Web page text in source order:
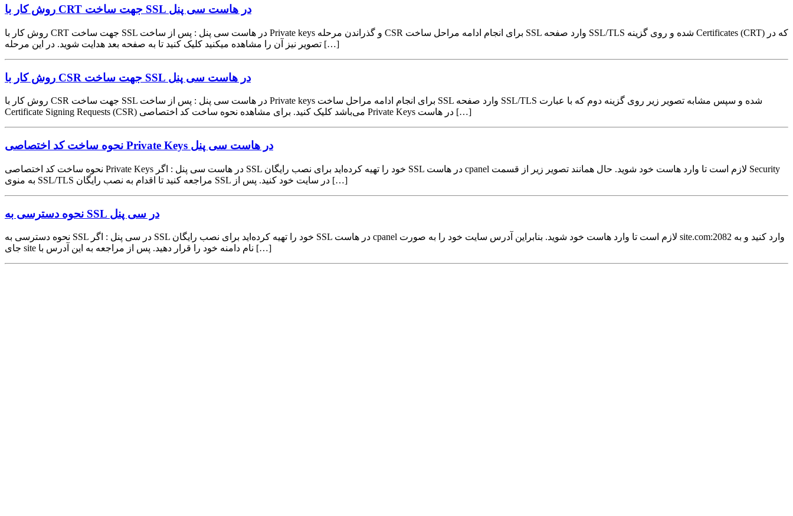
روش کار با CRT جهت ساخت SSL در هاست سی پنل
روش کار با CRT جهت ساخت SSL در هاست سی پنل : پس از ساخت Private keys و گذراندن مرحله CSR برای انجام ادامه مراحل ساخت SSL وارد صفحه SSL/TLS شده و روی گزینه Certificates (CRT) که در
تصویر نیز آن را مشاهده میکنید کلیک کنید تا به صفحه بعد هدایت شوید. در این مرحله […]
روش کار با CSR جهت ساخت SSL در هاست سی پنل
روش کار با CSR جهت ساخت SSL در هاست سی پنل : پس از ساخت Private keys برای انجام ادامه مراحل ساخت SSL وارد صفحه SSL/TLS شده و سپس مشابه تصویر زیر روی گزینه دوم که با عبارت
Certificate Signing Requests (CSR) می‌باشد کلیک کنید. برای مشاهده نحوه ساخت کد اختصاصی Private Keys در هاست […]
نحوه ساخت کد اختصاصی Private Keys در هاست سی پنل
نحوه ساخت کد اختصاصی Private Keys در هاست سی پنل : اگر SSL خود را تهیه کرده‌اید برای نصب رایگان SSL در هاست cpanel لازم است تا وارد هاست خود شوید. حال همانند تصویر زیر از قسمت Security
به منوی SSL/TLS مراجعه کنید تا اقدام به نصب رایگان SSL در سایت خود کنید. پس از […]
نحوه دسترسی به SSL در سی پنل
نحوه دسترسی به SSL در سی پنل : اگر SSL خود را تهیه کرده‌اید برای نصب رایگان SSL در هاست cpanel لازم است تا وارد هاست خود شوید. بنابراین آدرس سایت خود را به صورت site.com:2082 وارد کنید و به
جای site نام دامنه خود را قرار دهید. پس از مراجعه به این آدرس با […]